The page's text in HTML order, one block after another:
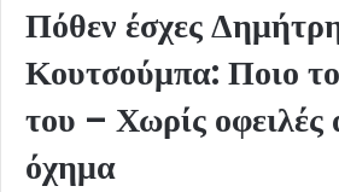
Πόθεν έσχες
Κουτσούμπα: Ποιο
του – Χωρίς
όχημα